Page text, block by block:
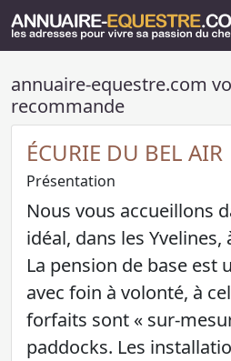
annuaire-equestre.com
recommande
ÉCURIE DU BEL AIR
Présentation
Nous vous accueillons
idéal, dans les Yvelines,
La pension de base est
avec foin à volonté, à
forfaits sont « sur-
paddocks. Les